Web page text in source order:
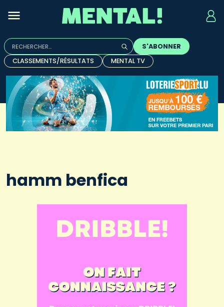
Rechercher :
Quand les résultats de l'auto-complétion sont
S'ABONNER
CLASSEMENTS/RÉSULTATS
MENTAL TV
hamm benfica